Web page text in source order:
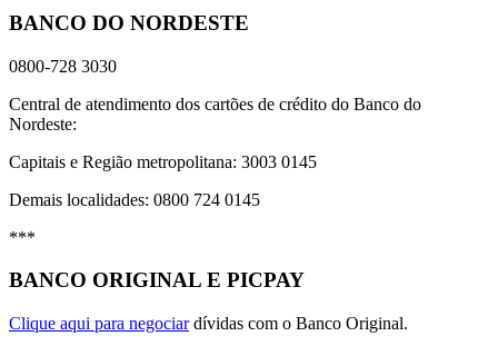
BANCO DO NORDESTE
0800-728 3030
Central de atendimento dos cartões de crédito do Banco do
Nordeste:
Capitais e Região metropolitana: 3003 0145
Demais localidades: 0800 724 0145
***
BANCO ORIGINAL E PICPAY
Clique aqui para negociardívidas com o Banco Original.